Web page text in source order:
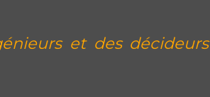
et des décideurs